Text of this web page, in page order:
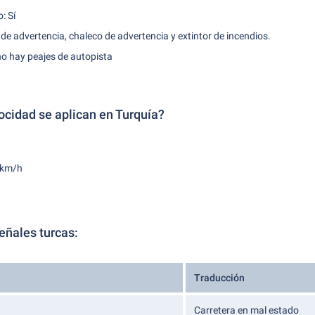
Sí
advertencia, chaleco de advertencia y extintor de incendios.
hay peajes de autopista
se aplican en Turquía?
h
turcas:
Traducción
Carretera en mal estado